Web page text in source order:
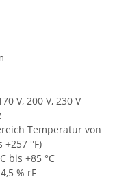
V, 200 V, 230 V
Temperatur von
+257 °F)
bis +85 °C
% rF